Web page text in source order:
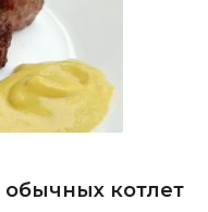
обычных котлет